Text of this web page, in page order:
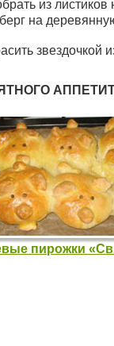
из листиков
на
звездочкой
пирожки